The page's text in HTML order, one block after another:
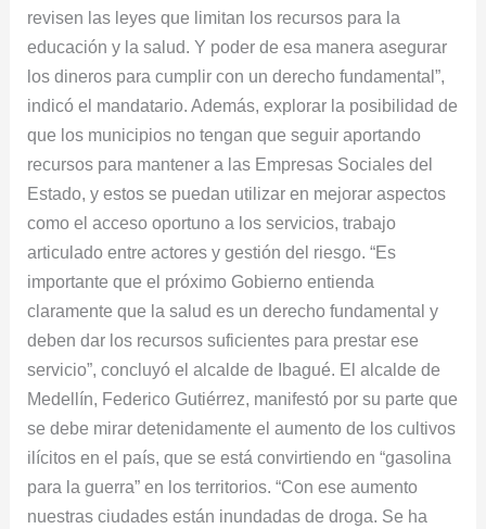
revisen las leyes que limitan los recursos para la
educación y la salud. Y poder de esa manera asegurar
los dineros para cumplir con un derecho fundamental”,
indicó el mandatario. Además, explorar la posibilidad de
que los municipios no tengan que seguir aportando
recursos para mantener a las Empresas Sociales del
Estado, y estos se puedan utilizar en mejorar aspectos
como el acceso oportuno a los servicios, trabajo
articulado entre actores y gestión del riesgo. “Es
importante que el próximo Gobierno entienda
claramente que la salud es un derecho fundamental y
deben dar los recursos suficientes para prestar ese
servicio”, concluyó el alcalde de Ibagué. El alcalde de
Medellín, Federico Gutiérrez, manifestó por su parte que
se debe mirar detenidamente el aumento de los cultivos
ilícitos en el país, que se está convirtiendo en “gasolina
para la guerra” en los territorios. “Con ese aumento
nuestras ciudades están inundadas de droga. Se ha